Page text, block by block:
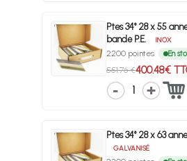
Ptes 34° 28 x 55
bande P.E.
INOX
2200 pointes En
551.76 €400.48€
1
Ptes 34° 28 x 63
GALVANISÉ